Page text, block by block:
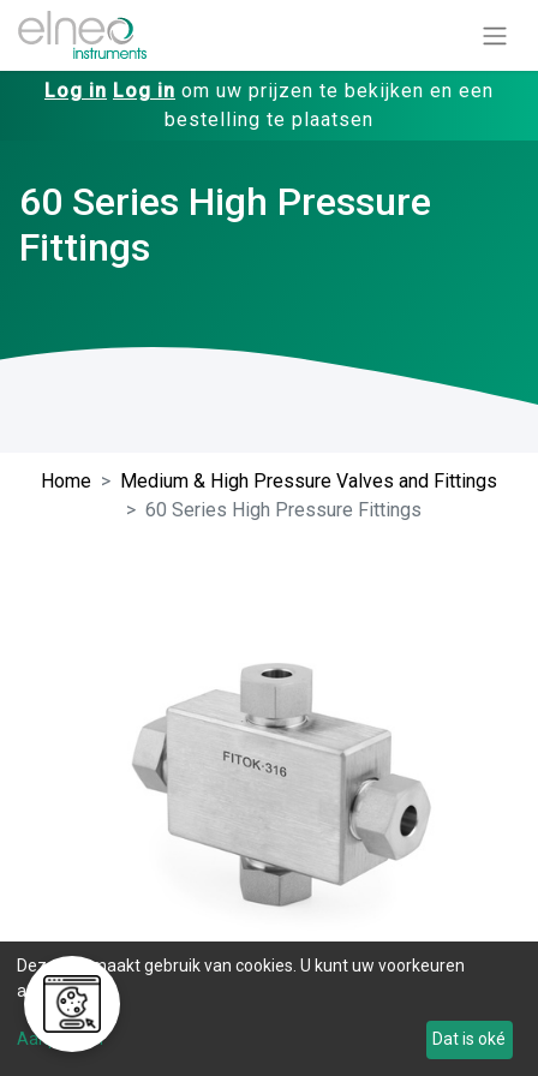
Log in Log in om uw prijzen te bekijken en een
bestelling te plaatsen
60 Series High Pressure
Fittings
Home
Medium & High Pressure Valves and Fittings
60 Series High Pressure Fittings
Deze site maakt gebruik van cookies. U kunt uw voorkeuren
aanpassen.
Aanpassen Dat is oké